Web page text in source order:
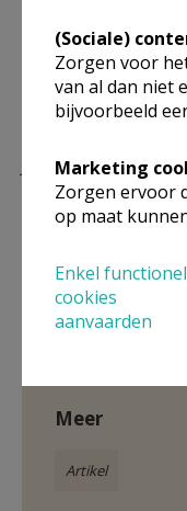
aangewakkerd
geven aan de
tot ons. Daarin
horen, en erop
Jos Houthuys
Gepubliceerd
Meer
Artikel
(Sociale)
Zorgen voor
van al dan niet
bijvoorbeeld
Marketing
Zorgen ervoor
op maat
Enkel
cookies
aanvaarden